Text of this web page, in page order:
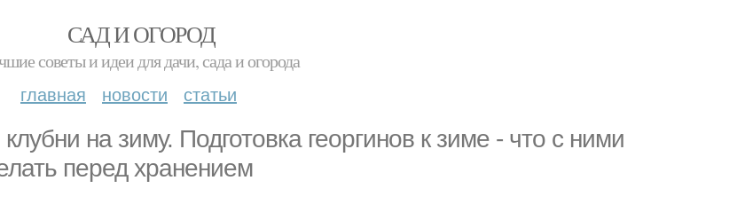
САД И ОГОРОД
советы и идеи для дачи, сада и огорода
главная новости статьи
на зиму. Подготовка георгинов к зиме - что с ними
перед хранением